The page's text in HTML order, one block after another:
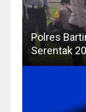
Polres
Serentak